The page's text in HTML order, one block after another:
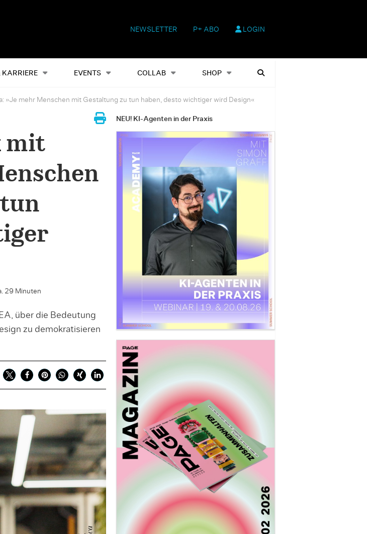
NEWSLETTER P+ ABO LOGIN
KARRIERE EVENTS COLLAB SHOP
Alles Events Shop Heftausgaben Suchen
»Je mehr Menschen mit Gestaltung zu tun haben, desto wichtiger wird Design«
mit
29 Minuten
über die Bedeutung
zu demokratisieren
NEU! KI-Agenten in der Praxis